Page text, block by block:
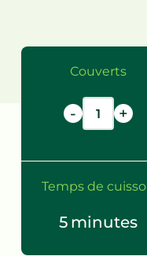
Couverts
- +
Temps de
5 minutes